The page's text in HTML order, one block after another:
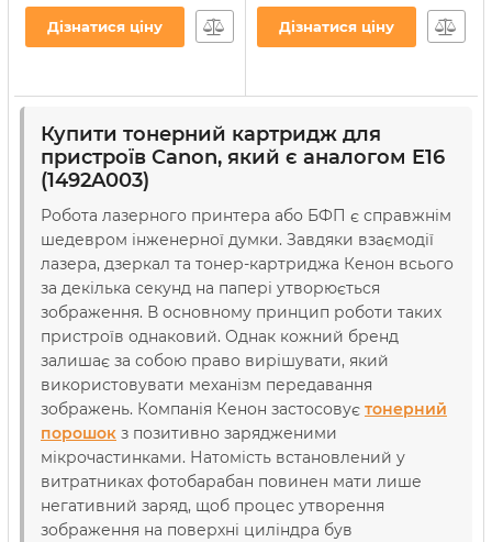
ст.) (CC08N)
Артикул:
Дізнатися ціну Дізнатися ціну
Купити тонерний картридж для
пристроїв Canon, який є аналогом E16
(1492A003)
Робота лазерного принтера або БФП є справжнім
шедевром інженерної думки. Завдяки взаємодії
лазера, дзеркал та тонер-картриджа Кенон всього
за декілька секунд на папері утворюється
зображення. В основному принцип роботи таких
пристроїв однаковий. Однак кожний бренд
залишає за собою право вирішувати, який
використовувати механізм передавання
зображень. Компанія Кенон застосовує тонерний
порошок з позитивно зарядженими
мікрочастинками. Натомість встановлений у
витратниках фотобарабан повинен мати лише
негативний заряд, щоб процес утворення
зображення на поверхні циліндра був